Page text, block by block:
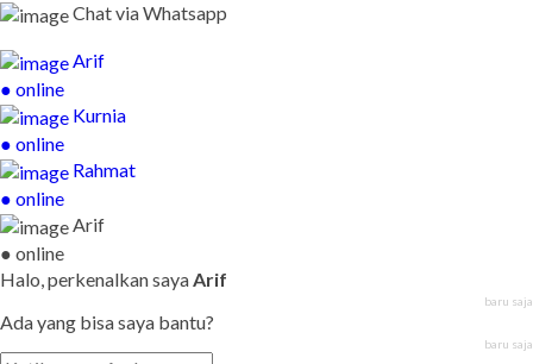
Chat via Whatsapp
Arif
● online
Kurnia
● online
Rahmat
● online
Arif
● online
Halo, perkenalkan sayaArif
baru saja
Ada yang bisa saya bantu?
baru saja